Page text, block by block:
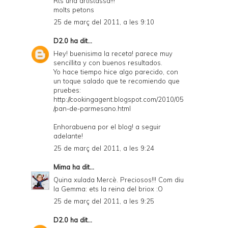
molts petons
25 de març del 2011, a les 9:10
D2.0 ha dit...
Hey! buenisima la receta! parece muy
sencillita y con buenos resultados.
Yo hace tiempo hice algo parecido, con
un toque salado que te recomiendo que
pruebes:
http://cookingagent.blogspot.com/2010/05
/pan-de-parmesano.html
Enhorabuena por el blog! a seguir
adelante!
25 de març del 2011, a les 9:24
Mima ha dit...
Quina xulada Mercè. Preciosos!!! Com diu
la Gemma: ets la reina del briox :O
25 de març del 2011, a les 9:25
D2.0 ha dit...